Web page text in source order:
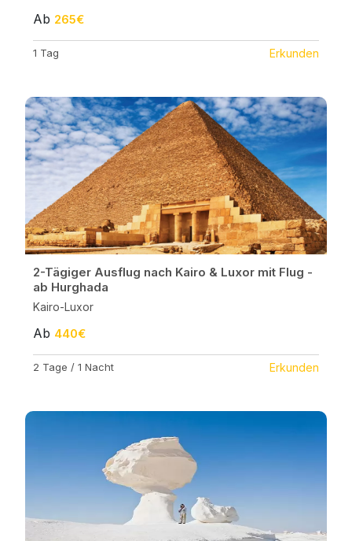
Ab 265€
1 Tag Erkunden
2-Tägiger Ausflug nach Kairo & Luxor mit Flug -
ab Hurghada
Kairo-Luxor
Ab 440€
2 Tage / 1 Nacht Erkunden